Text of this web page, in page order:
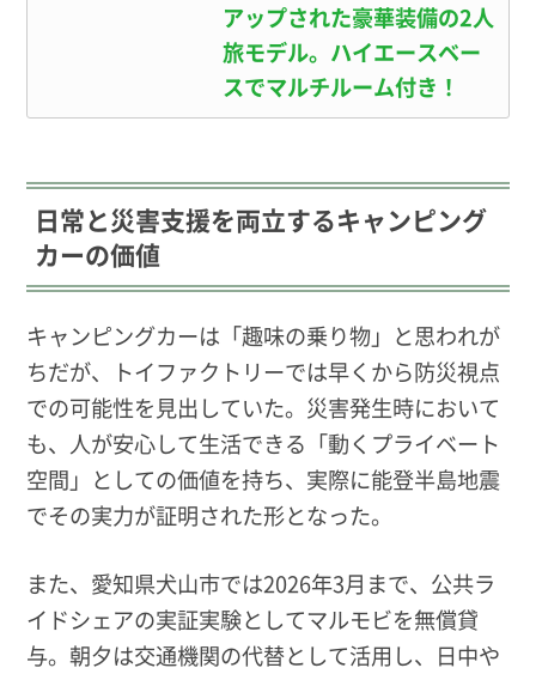
アップされた豪華装備の2人
旅モデル。ハイエースベー
スでマルチルーム付き！
日常と災害支援を両立するキャンピング
カーの価値
キャンピングカーは「趣味の乗り物」と思われが
ちだが、トイファクトリーでは早くから防災視点
での可能性を見出していた。災害発生時において
も、人が安心して生活できる「動くプライベート
空間」としての価値を持ち、実際に能登半島地震
でその実力が証明された形となった。
また、愛知県犬山市では2026年3月まで、公共ラ
イドシェアの実証実験としてマルモビを無償貸
与。朝夕は交通機関の代替として活用し、日中や